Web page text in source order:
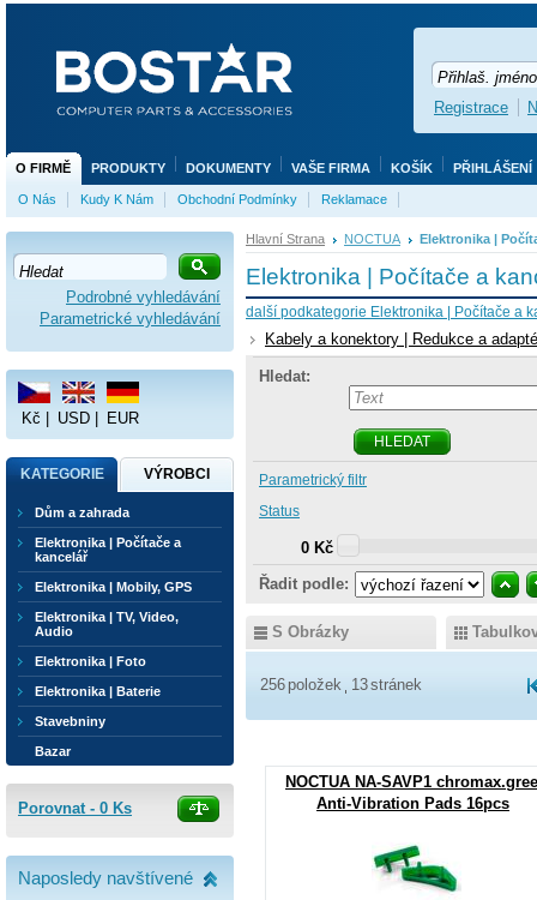
Hlavní Strana NOCTUA Elektronika |
Elektronika | Počítače a
další podkategorie Elektronika | Počítače a
Kabely a konektory | Redukce a
Hledat:
HLEDAT
Parametrický filtr
Status
0 Kč
Řadit podle:
S Obrázky
256 položek 13stránek
NOCTUA NA-SAVP1
Anti-Vibration Pads 16pcs
Podrobné vyhledávání
Parametrické vyhledávání
Kč USD EUR
KATEGORIE VÝROBCI
Dům a zahrada
Elektronika | Počítače a
kancelář
Elektronika | Mobily, GPS
Elektronika | TV, Video,
Audio
Elektronika | Foto
Elektronika | Baterie
Stavebniny
Bazar
Porovnat - 0 Ks
Naposledy navštívené
O FIRMĚ PRODUKTY DOKUMENTY VAŠE FIRMA KOŠÍK PŘIHLÁŠENÍ
O Nás Kudy K Nám Obchodní Podmínky Reklamace
Registrace